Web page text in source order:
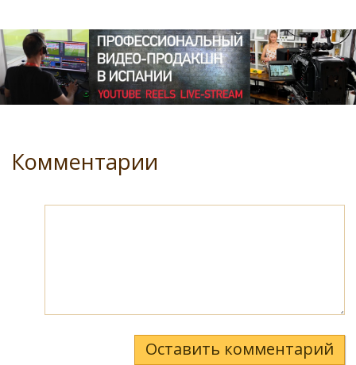
Комментарии
Оставить комментарий